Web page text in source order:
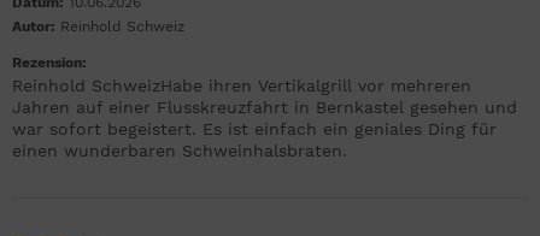
Autor: Reinhold Schweiz
Rezension:
Reinhold SchweizHabe ihren Vertikalgrill vor mehreren
Jahren auf einer Flusskreuzfahrt in Bernkastel gesehen und
war sofort begeistert. Es ist einfach ein geniales Ding für
einen wunderbaren Schweinhalsbraten.